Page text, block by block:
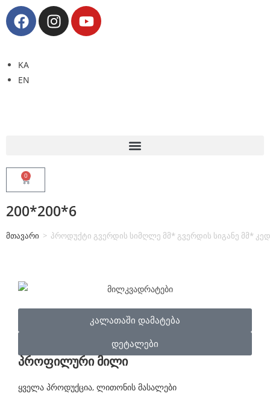
KA
EN
0
200*200*6
მთავარი > პროდუქტი გვერდის სიმღლე მმ* გვერდის სიგანე მმ*
კალათაში დამატება
დეტალები
პროფილური მილი
ყველა პროდუქცია, ლითონის მასალები